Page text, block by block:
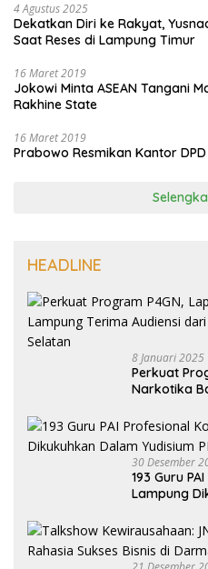
4 Agustus 2025
Dekatkan Diri ke Rakyat,
Saat Reses di Lampung Timur
16 Maret 2019
Jokowi Minta ASEAN Tangani
Rakhine State
16 Maret 2019
Prabowo Resmikan Kantor
HEADLINE
8 Januari 2025
Perkuat
Narkotika
Selatan
30 Desember
193 Guru
Lampung